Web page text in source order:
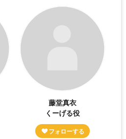
藤堂真衣
くーげる役